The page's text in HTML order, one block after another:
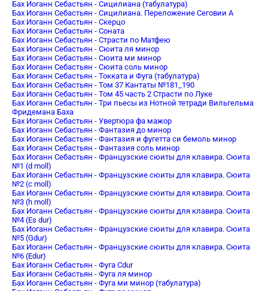
Бах Иоганн Себастьян - Сицилиана (табулатура)
Бах Иоганн Себастьян - Сицилиана. Переложение Сеговии А
Бах Иоганн Себастьян - Скерцо
Бах Иоганн Себастьян - Соната
Бах Иоганн Себастьян - Страсти по Матфею
Бах Иоганн Себастьян - Сюита ля минор
Бах Иоганн Себастьян - Сюита ми минор
Бах Иоганн Себастьян - Сюита соль минор
Бах Иоганн Себастьян - Токката и Фуга (табулатура)
Бах Иоганн Себастьян - Том 37 Кантаты №181_190
Бах Иоганн Себастьян - Том 45 часть 2 Страсти по Луке
Бах Иоганн Себастьян - Три пьесы из Нотной тетради Вильгельма
Фридемана Баха
Бах Иоганн Себастьян - Увертюра фа мажор
Бах Иоганн Себастьян - Фантазия до минор
Бах Иоганн Себастьян - Фантазия и фугетта си бемоль минор
Бах Иоганн Себастьян - Фантазия соль минор
Бах Иоганн Себастьян - Французские сюиты для клавира. Сюита
№1 (d moll)
Бах Иоганн Себастьян - Французские сюиты для клавира. Сюита
№2 (c moll)
Бах Иоганн Себастьян - Французские сюиты для клавира. Сюита
№3 (h moll)
Бах Иоганн Себастьян - Французские сюиты для клавира. Сюита
№4 (Es dur)
Бах Иоганн Себастьян - Французские сюиты для клавира. Сюита
№5 (Gdur)
Бах Иоганн Себастьян - Французские сюиты для клавира. Сюита
№6 (Edur)
Бах Иоганн Себастьян - Фуга Cdur
Бах Иоганн Себастьян - Фуга ля минор
Бах Иоганн Себастьян - Фуга ми минор (табулатура)